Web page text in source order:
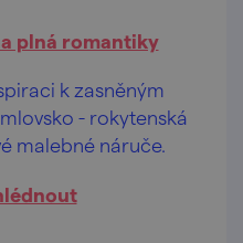
plná romantiky
k zasněným
- rokytenská
malebné náruče.